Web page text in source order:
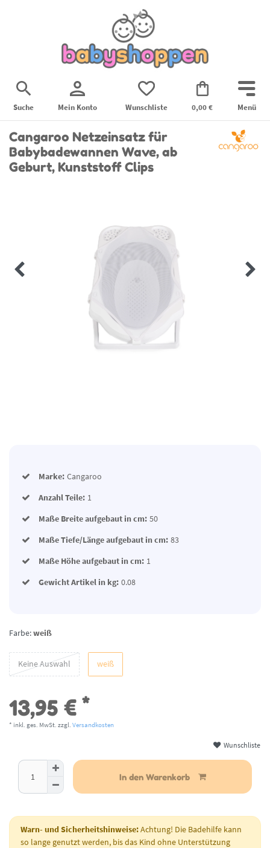
Suche Mein Konto Wunschliste 0,00 € Menü
Cangaroo Netzeinsatz für
Babybadewannen Wave, ab
Geburt, Kunststoff Clips
Marke: Cangaroo
Anzahl Teile: 1
Maße Breite aufgebaut in cm: 50
Maße Tiefe/Länge aufgebaut in cm: 83
Maße Höhe aufgebaut in cm: 1
Gewicht Artikel in kg: 0.08
Farbe:weiß
Keine Auswahl weiß
13,95 € *
* inkl. ges. MwSt. zzgl. Versandkosten
Wunschliste
In den Warenkorb
Warn- und Sicherheitshinweise:Achtung! Die Badehilfe kann
so lange genutzt werden, bis das Kind ohne Unterstützung